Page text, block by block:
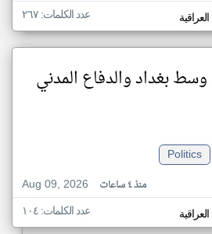
عدد الكلمات: ٢٦٧
بغداد والدفاع المدني
Politics
Aug 09, 2026
منذ ٤ ساعات
عدد الكلمات: ١٠٤